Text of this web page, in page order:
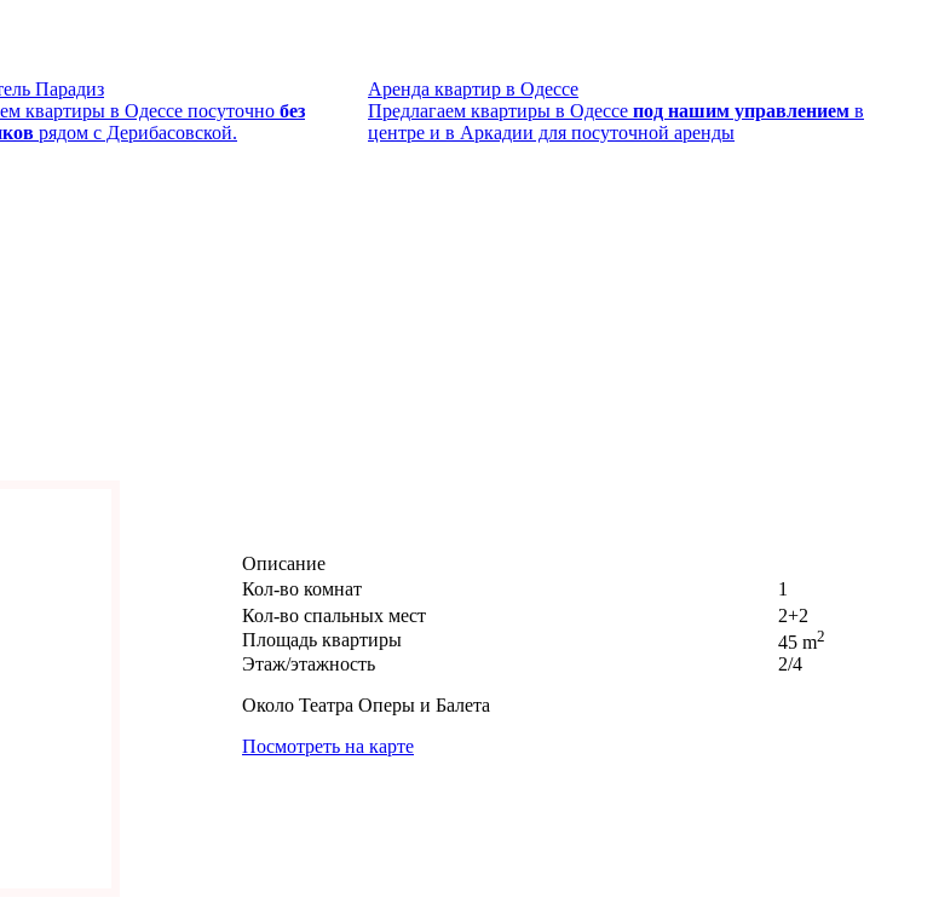
Парадиз
квартиры в Одессе посуточно без
рядом с Дерибасовской.
Аренда квартир в Одессе
Предлагаем квартиры в Одессе под нашим управлением в
центре и в Аркадии для посуточной аренды
Описание
Кол-во комнат
1
Кол-во спальных мест
2+2
Площадь квартиры
45 m2
Этаж/этажность
2/4
Около Театра Оперы и Балета
Посмотреть на карте